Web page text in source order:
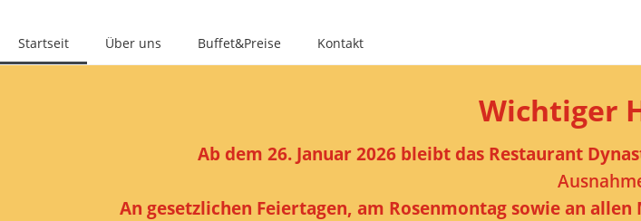
Startseit Über uns Buffet&Preise Kontakt
Wichtiger
Ab dem 26. Januar 2026 bleibt das Restaurant
An gesetzlichen Feiertagen, am Rosenmontag sowie an